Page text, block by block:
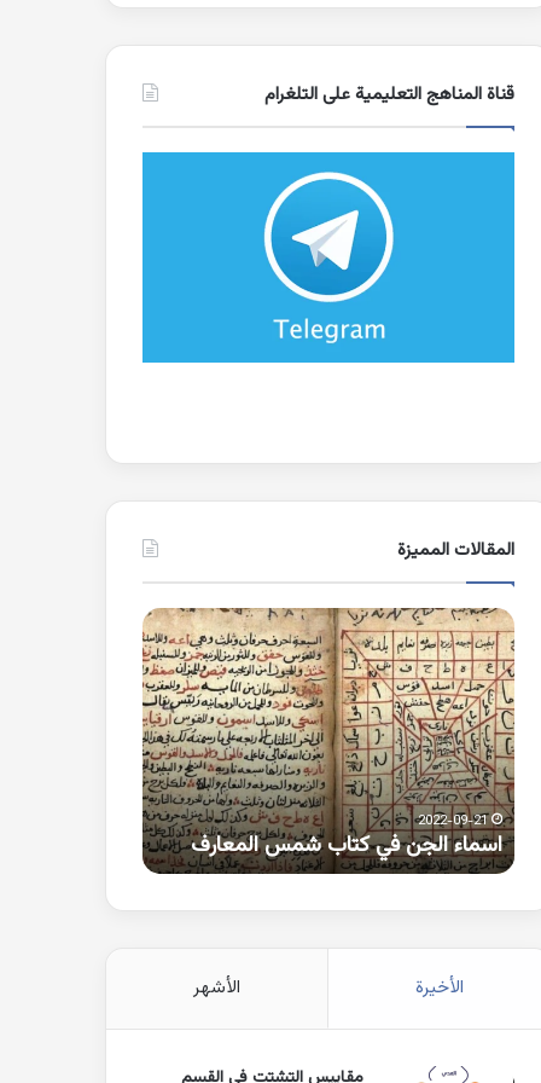
قناة المناهج التعليمية على التلغرام
المقالات المميزة
اسماء
الجن
في
كتاب
شمس
المعارف
2022-09-21
اسماء الجن في كتاب شمس المعارف
كلمات
بها
همزة
متطرفة
على
الواو
الأخيرة الأشهر
مقاييس التشتت في القسم